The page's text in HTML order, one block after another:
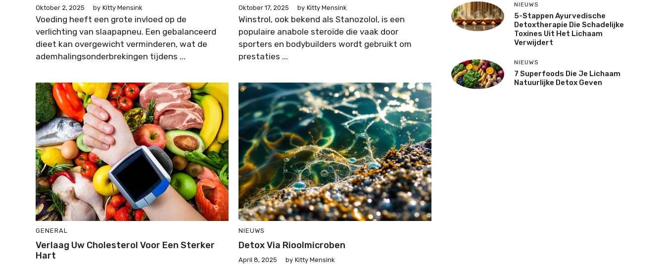
Oktober 2, 2025 by Kitty Mensink
Voeding heeft een grote invloed op de
verlichting van slaapapneu. Een gebalanceerd
dieet kan overgewicht verminderen, wat de
ademhalingsonderbrekingen tijdens ...
Oktober 17, 2025 by Kitty Mensink
Winstrol, ook bekend als Stanozolol, is een
populaire anabole steroïde die vaak door
sporters en bodybuilders wordt gebruikt om
prestaties ...
GENERAL
Verlaag Uw Cholesterol Voor Een Sterker
Hart
NIEUWS
Detox Via Rioolmicroben
April 8, 2025 by Kitty Mensink
NIEUWS
5-Stappen Ayurvedische
Detoxtherapie Die Schadelijke
Toxines Uit Het Lichaam
Verwijdert
NIEUWS
7 Superfoods Die Je Lichaam
Natuurlijke Detox Geven